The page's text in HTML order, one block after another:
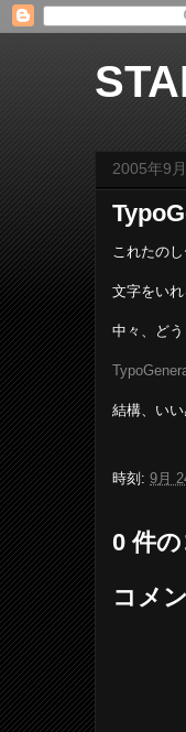
2005年9
これたのし
文字をい
中々、ど
結構、いい
時刻: 9月
0 件
コメ